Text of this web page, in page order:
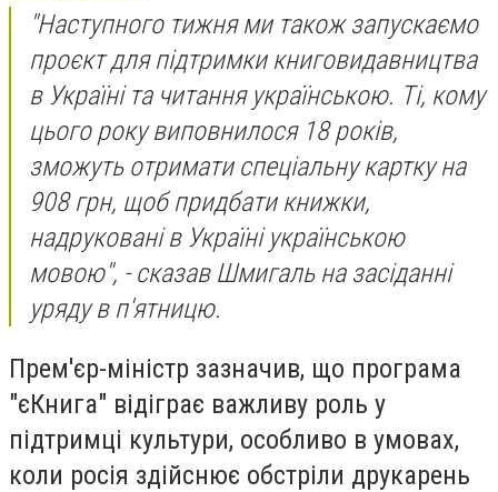
"Наступного тижня ми також запускаємо
проєкт для підтримки книговидавництва
в Україні та читання українською. Ті, кому
цього року виповнилося 18 років,
зможуть отримати спеціальну картку на
908 грн, щоб придбати книжки,
надруковані в Україні українською
мовою", - сказав Шмигаль на засіданні
уряду в п'ятницю.
Прем'єр-міністр зазначив, що програма
"єКнига" відіграє важливу роль у
підтримці культури, особливо в умовах,
коли росія здійснює обстріли друкарень